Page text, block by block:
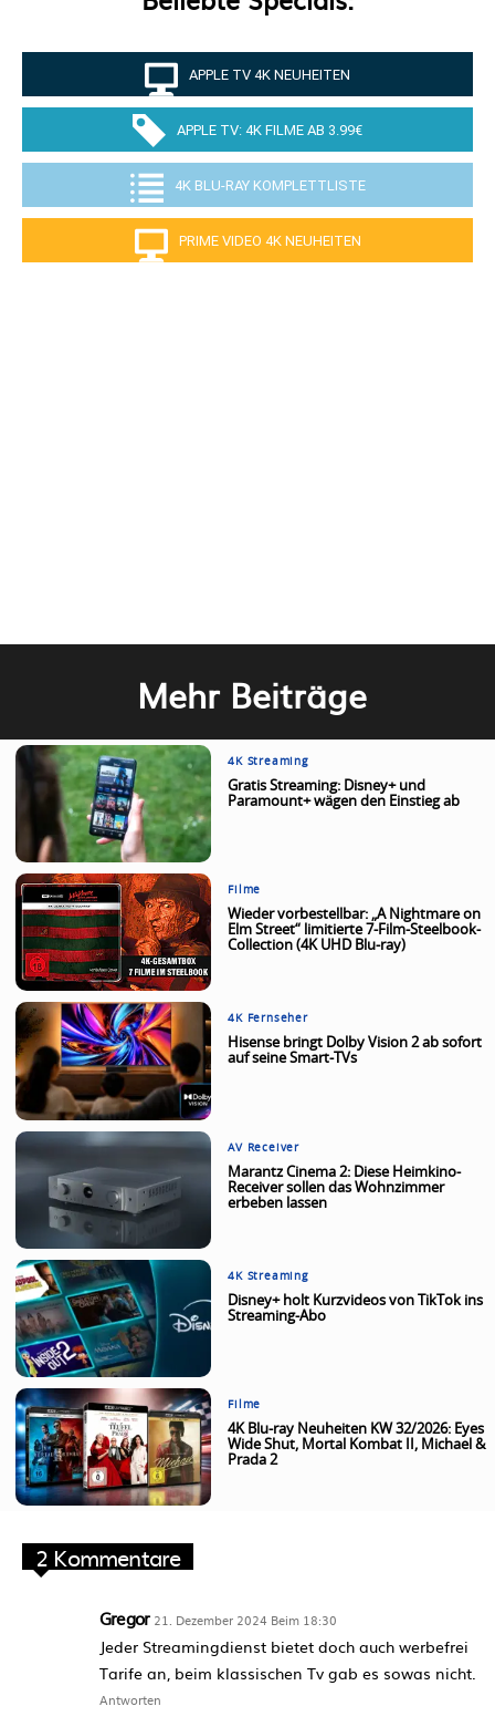
APPLE TV 4K NEUHEITEN
APPLE TV: 4K FILME AB 3.99€
4K BLU-RAY KOMPLETTLISTE
PRIME VIDEO 4K NEUHEITEN
Mehr Beiträge
4K Streaming
Gratis Streaming: Disney+ und
Paramount+ wägen den Einstieg ab
Filme
Wieder vorbestellbar: „A Nightmare on
Elm Street“ limitierte 7-Film-Steelbook-
Collection (4K UHD Blu-ray)
4K Fernseher
Hisense bringt Dolby Vision 2 ab sofort
auf seine Smart-TVs
AV Receiver
Marantz Cinema 2: Diese Heimkino-
Receiver sollen das Wohnzimmer
erbeben lassen
4K Streaming
Disney+ holt Kurzvideos von TikTok ins
Streaming-Abo
Filme
4K Blu-ray Neuheiten KW 32/2026: Eyes
Wide Shut, Mortal Kombat II, Michael &
Prada 2
2 Kommentare
Gregor 21. Dezember 2024 Beim 18:30
Jeder Streamingdienst bietet doch auch werbefrei
Tarife an, beim klassischen Tv gab es sowas nicht.
Antworten